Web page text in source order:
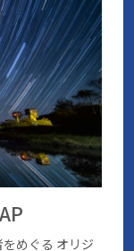
めぐる オリジ